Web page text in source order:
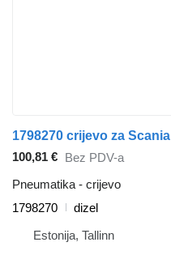
100,81 € Bez PDV-a
Pneumatika - crijevo
1798270
dizel
Estonija, Tallinn